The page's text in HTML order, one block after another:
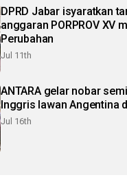
DPRD Jabar isyaratkan
anggaran PORPROV XV
Perubahan
Jul 11th
ANTARA gelar nobar
Inggris lawan Angentina
Jul 16th